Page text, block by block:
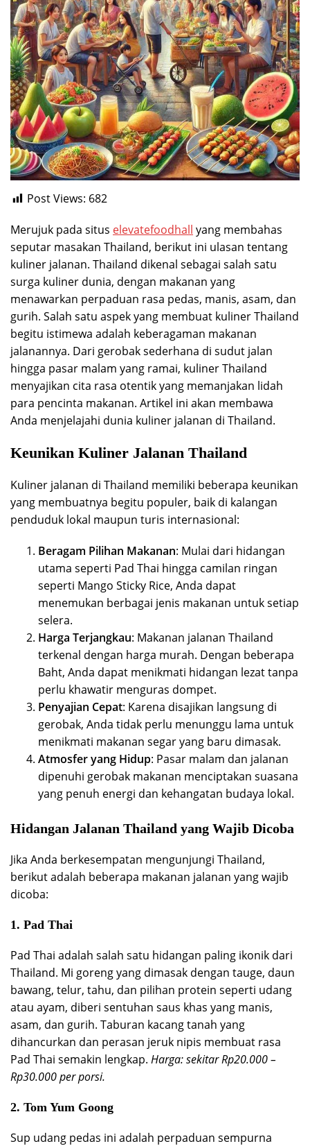
Post Views: 682
Merujuk pada situs elevatefoodhall yang membahas
seputar masakan Thailand, berikut ini ulasan tentang
kuliner jalanan. Thailand dikenal sebagai salah satu
surga kuliner dunia, dengan makanan yang
menawarkan perpaduan rasa pedas, manis, asam, dan
gurih. Salah satu aspek yang membuat kuliner Thailand
begitu istimewa adalah keberagaman makanan
jalanannya. Dari gerobak sederhana di sudut jalan
hingga pasar malam yang ramai, kuliner Thailand
menyajikan cita rasa otentik yang memanjakan lidah
para pencinta makanan. Artikel ini akan membawa
Anda menjelajahi dunia kuliner jalanan di Thailand.
Keunikan Kuliner Jalanan Thailand
Kuliner jalanan di Thailand memiliki beberapa keunikan
yang membuatnya begitu populer, baik di kalangan
penduduk lokal maupun turis internasional:
Beragam Pilihan Makanan: Mulai dari hidangan
utama seperti Pad Thai hingga camilan ringan
seperti Mango Sticky Rice, Anda dapat
menemukan berbagai jenis makanan untuk setiap
selera.
Harga Terjangkau: Makanan jalanan Thailand
terkenal dengan harga murah. Dengan beberapa
Baht, Anda dapat menikmati hidangan lezat tanpa
perlu khawatir menguras dompet.
Penyajian Cepat: Karena disajikan langsung di
gerobak, Anda tidak perlu menunggu lama untuk
menikmati makanan segar yang baru dimasak.
Atmosfer yang Hidup: Pasar malam dan jalanan
dipenuhi gerobak makanan menciptakan suasana
yang penuh energi dan kehangatan budaya lokal.
Hidangan Jalanan Thailand yang Wajib Dicoba
Jika Anda berkesempatan mengunjungi Thailand,
berikut adalah beberapa makanan jalanan yang wajib
dicoba:
1. Pad Thai
Pad Thai adalah salah satu hidangan paling ikonik dari
Thailand. Mi goreng yang dimasak dengan tauge, daun
bawang, telur, tahu, dan pilihan protein seperti udang
atau ayam, diberi sentuhan saus khas yang manis,
asam, dan gurih. Taburan kacang tanah yang
dihancurkan dan perasan jeruk nipis membuat rasa
Pad Thai semakin lengkap. Harga: sekitar Rp20.000 –
Rp30.000 per porsi.
2. Tom Yum Goong
Sup udang pedas ini adalah perpaduan sempurna